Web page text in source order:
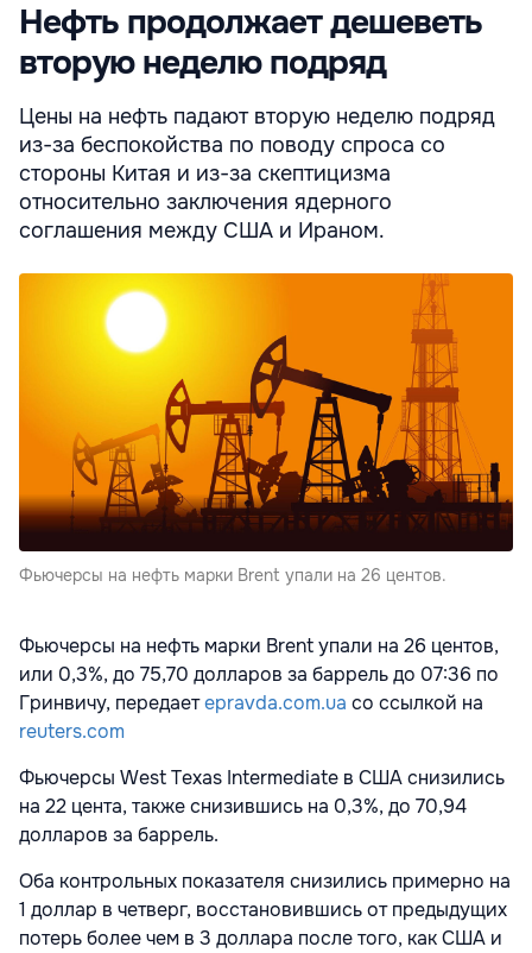
Нефть продолжает дешеветь
вторую неделю подряд
Цены на нефть падают вторую неделю подряд
из-за беспокойства по поводу спроса со
стороны Китая и из-за скептицизма
относительно заключения ядерного
соглашения между США и Ираном.
Фьючерсы на нефть марки Brent упали на 26 центов.
Фьючерсы на нефть марки Brent упали на 26 центов,
или 0,3%, до 75,70 долларов за баррель до 07:36 по
Гринвичу, передаетepravda.com.ua со ссылкой на
reuters.com
Фьючерсы West Texas Intermediate в США снизились
на 22 цента, также снизившись на 0,3%, до 70,94
долларов за баррель.
Оба контрольных показателя снизились примерно на
1 доллар в четверг, восстановившись от предыдущих
потерь более чем в 3 доллара после того, как США и